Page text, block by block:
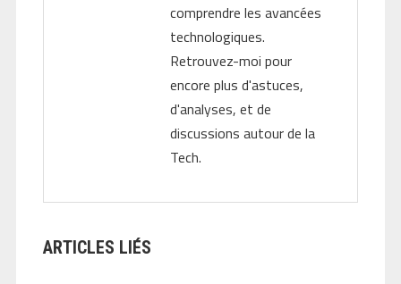
comprendre les avancées
technologiques.
Retrouvez-moi pour
encore plus d'astuces,
d'analyses, et de
discussions autour de la
Tech.
ARTICLES LIÉS